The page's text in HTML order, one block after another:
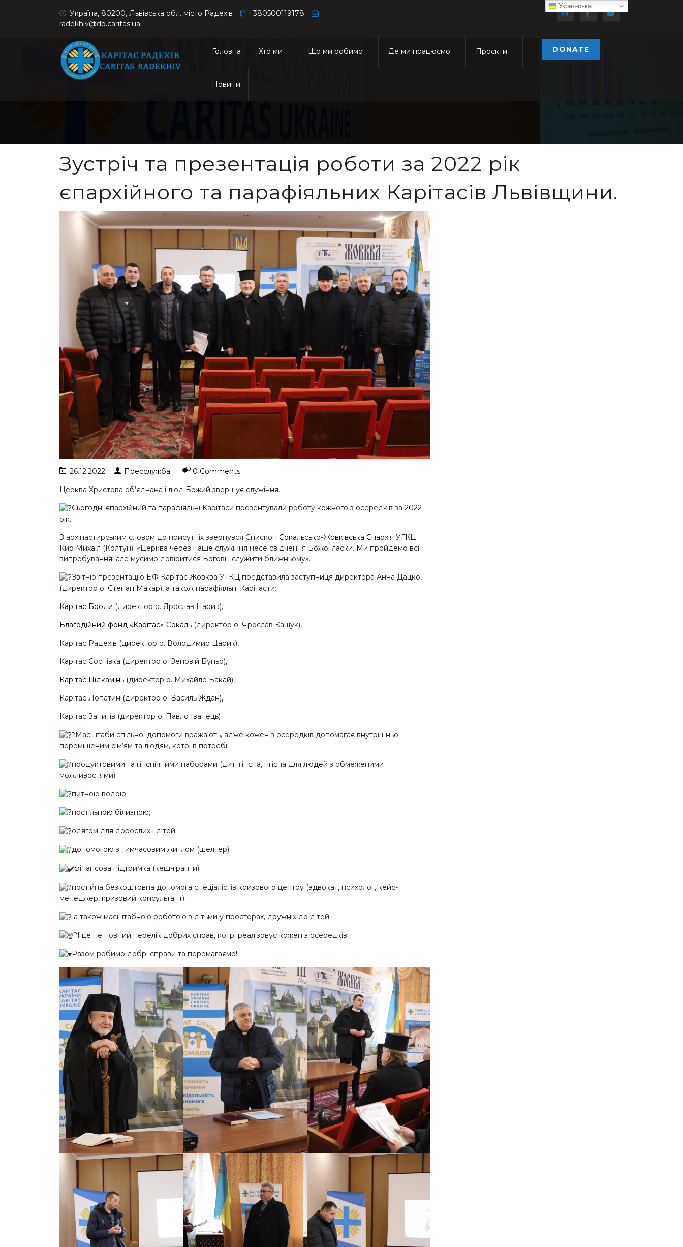
Україна, 80200, Львівська обл. місто Радехів
+380500119178
radekhiv@db.caritas.ua
Головна Хто ми Що ми робимо Де ми працюємо Проєкти
Новини
DONATE
Зустріч та презентація роботи за 2022 рік
єпархійного та парафіяльних Карітасів Львівщини.
26.12.2022 Пресслужба
0 Comments
Церква Христова об’єднана і люд Божий звершує служіння.
Сьогодні єпархійний та парафіяльні Карітаси презентували роботу кожного з осередків за 2022
рік.
З архіпастирським словом до присутніх звернувся Єпископ Сокальсько-Жовківська Єпархія УГКЦ
Кир Михаїл (Колтун): «Церква через наше служіння несе свідчення Божої ласки. Ми пройдемо всі
випробування, але мусимо довіритися Богові і служити ближньому».
Звітню презентацію БФ Карітас Жовква УГКЦ представила заступниця директора Анна Дацко,
(директор о. Степан Макар), а також парафіяльні Карітасти:
Карітас Броди (директор о. Ярослав Царик),
Благодійний фонд «Карітас»-Сокаль (директор о. Ярослав Кащук),
Карітас Радехів (директор о. Володимир Царик),
Карітас Соснівка (директор о. Зеновій Буньо),
Карітас Підкамінь (директор о. Михайло Бакай),
Карітас Лопатин (директор о. Василь Ждан),
Карітас Запитів (директор о. Павло Іванець)
Масштаби спільної допомоги вражають, адже кожен з осередків допомагає внутрішньо
переміщеним сім’ям та людям, котрі в потребі:
продуктовими та гігієнічними наборами (дит. гігієна, гігієна для людей з обмеженими
можливостями);
питною водою;
постільною білизною;
одягом для дорослих і дітей;
допомогою з тимчасовим житлом (шелтер);
фінансова підтримка (кеш-гранти);
постійна безкоштовна допомога спеціалістів кризового центру (адвокат, психолог, кейс-
менеджер, кризовий консультант);
а також масштабною роботою з дітьми у просторах, дружніх до дітей.
І це не повний перелік добрих справ, котрі реалізовує кожен з осередків.
Разом робимо добрі справи та перемагаємо!
Українська